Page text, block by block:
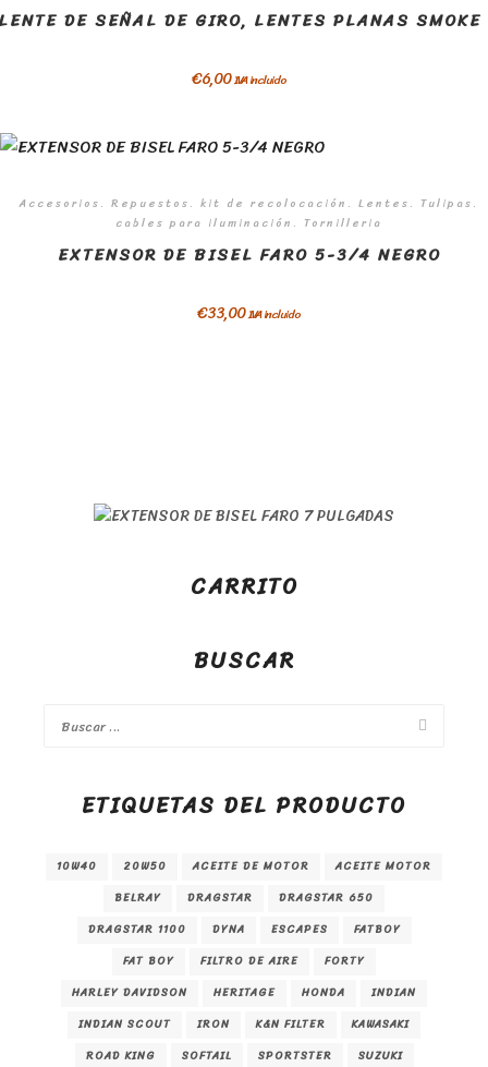
DE SEÑAL DE GIRO, LENTES PLANAS SMOKE
€6,00IVA incluido
Accesorios. Repuestos. kit de recolocación. Lentes. Tulipas.
cables para iluminación. Tornilleria
EXTENSOR DE BISEL FARO 5-3/4 NEGRO
€33,00IVA incluido
CARRITO
BUSCAR
ETIQUETAS DEL PRODUCTO
10W40 20W50 ACEITE DE MOTOR
ACEITE MOTOR
BELRAY
DRAGSTAR
DRAGSTAR 650
DRAGSTAR 1100
DYNA ESCAPES
FATBOY
FAT BOY
FILTRO DE AIRE
FORTY
HARLEY DAVIDSON
HERITAGE HONDA
INDIAN
INDIAN SCOUT
IRON K&N FILTER
KAWASAKI
ROAD KING
SOFTAIL SPORTSTER
SUZUKI